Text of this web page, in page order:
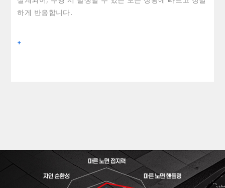
하게 반응합니다.
+